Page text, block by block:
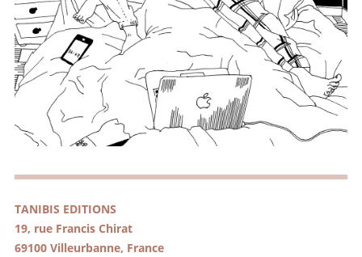
TANIBIS EDITIONS
19, rue Francis Chirat
69100 Villeurbanne, France